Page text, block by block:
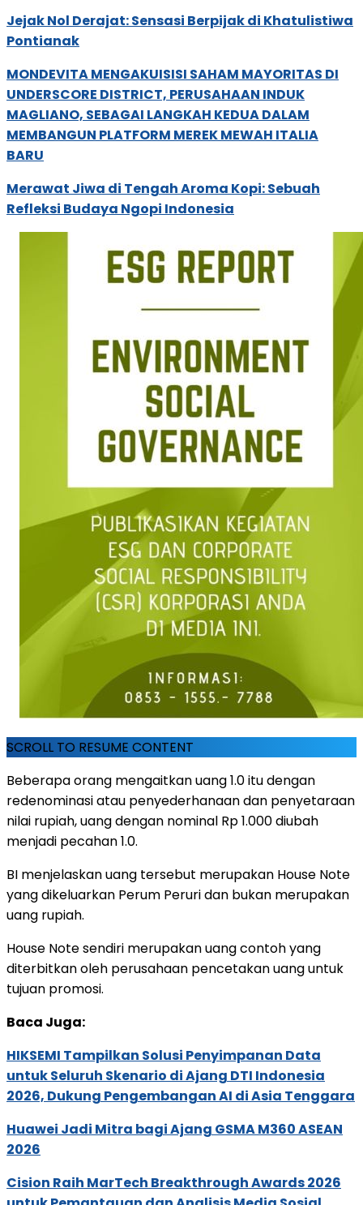
Jejak Nol Derajat: Sensasi Berpijak di Khatulistiwa
Pontianak
MONDEVITA MENGAKUISISI SAHAM MAYORITAS DI
UNDERSCORE DISTRICT, PERUSAHAAN INDUK
MAGLIANO, SEBAGAI LANGKAH KEDUA DALAM
MEMBANGUN PLATFORM MEREK MEWAH ITALIA
BARU
Merawat Jiwa di Tengah Aroma Kopi: Sebuah
Refleksi Budaya Ngopi Indonesia
SCROLL TO RESUME CONTENT
Beberapa orang mengaitkan uang 1.0 itu dengan
redenominasi atau penyederhanaan dan penyetaraan
nilai rupiah, uang dengan nominal Rp 1.000 diubah
menjadi pecahan 1.0.
BI menjelaskan uang tersebut merupakan House Note
yang dikeluarkan Perum Peruri dan bukan merupakan
uang rupiah.
House Note sendiri merupakan uang contoh yang
diterbitkan oleh perusahaan pencetakan uang untuk
tujuan promosi.
Baca Juga:
HIKSEMI Tampilkan Solusi Penyimpanan Data
untuk Seluruh Skenario di Ajang DTI Indonesia
2026, Dukung Pengembangan AI di Asia Tenggara
Huawei Jadi Mitra bagi Ajang GSMA M360 ASEAN
2026
Cision Raih MarTech Breakthrough Awards 2026